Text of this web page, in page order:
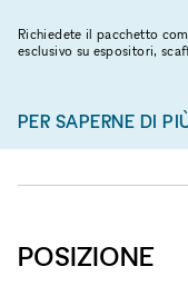
Richiedete il pacchetto
esclusivo su espositori,
PER SAPERNE DI
POSIZIONE